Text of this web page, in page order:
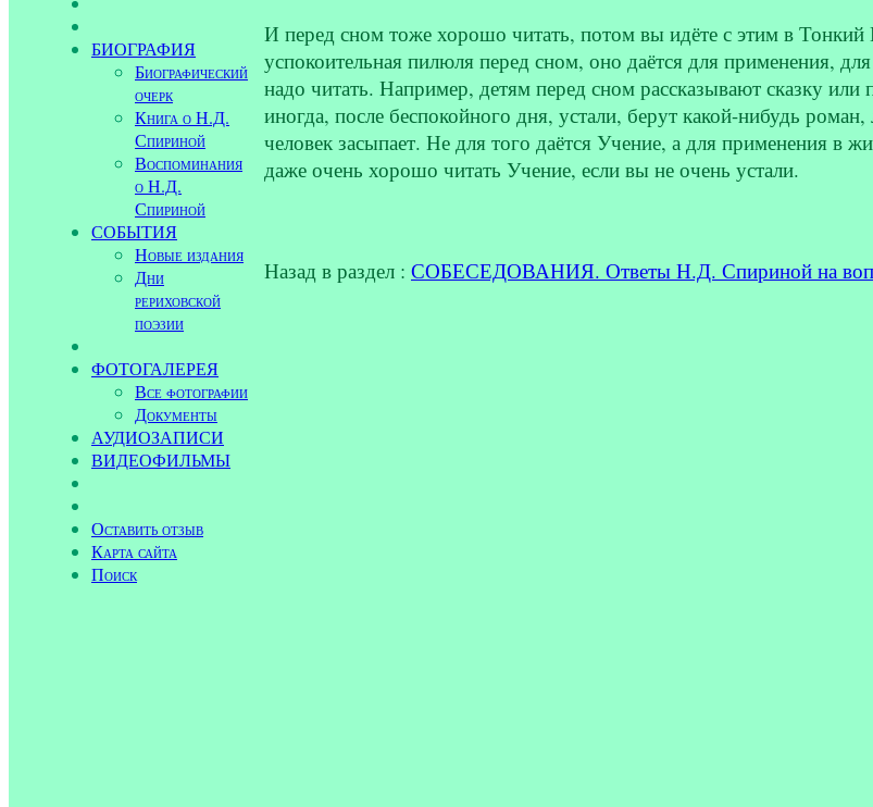
БИОГРАФИЯ
Биографический
очерк
Книга о Н.Д.
Спириной
Воспоминания
о Н.Д.
Спириной
СОБЫТИЯ
Новые издания
Дни
рериховской
поэзии
ФОТОГАЛЕРЕЯ
Все фотографии
Документы
АУДИОЗАПИСИ
ВИДЕОФИЛЬМЫ
Оставить отзыв
Карта сайта
Поиск
И перед сном тоже хорошо читать, потом вы идёте с этим в
успокоительная пилюля перед сном, оно даётся для применения,
надо читать. Например, детям перед сном рассказывают сказку
иногда, после беспокойного дня, устали, берут какой-нибудь
человек засыпает. Не для того даётся Учение, а для применения
даже очень хорошо читать Учение, если вы не очень устали.
Назад в раздел : СОБЕСЕДОВАНИЯ. Ответы Н.Д. Спириной на